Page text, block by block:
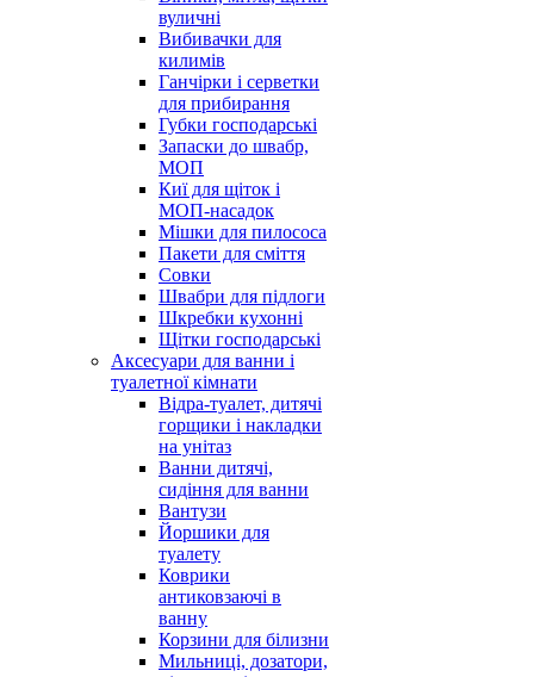
вуличні
Вибивачки для
килимів
Ганчірки і серветки
для прибирання
Губки господарські
Запаски до швабр,
МОП
Киї для щіток і
МОП-насадок
Мішки для пилососа
Пакети для сміття
Совки
Швабри для підлоги
Шкребки кухонні
Щітки господарські
Аксесуари для ванни і
туалетної кімнати
Відра-туалет, дитячі
горщики і накладки
на унітаз
Ванни дитячі,
сидіння для ванни
Вантузи
Йоршики для
туалету
Коврики
антиковзаючі в
ванну
Корзини для білизни
Мильниці, дозатори,